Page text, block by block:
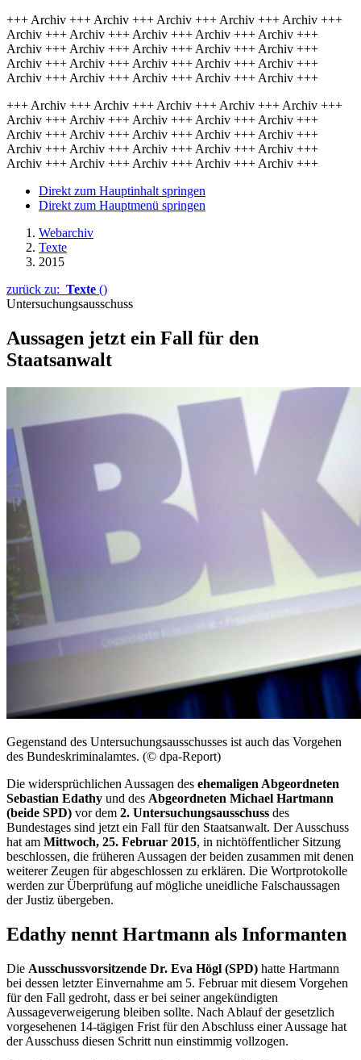
+++ Archiv +++ Archiv +++ Archiv +++ Archiv +++ Archiv +++
Archiv +++ Archiv +++ Archiv +++ Archiv +++ Archiv +++
Archiv +++ Archiv +++ Archiv +++ Archiv +++ Archiv +++
Archiv +++ Archiv +++ Archiv +++ Archiv +++ Archiv +++
Archiv +++ Archiv +++ Archiv +++ Archiv +++ Archiv +++
+++ Archiv +++ Archiv +++ Archiv +++ Archiv +++ Archiv +++
Archiv +++ Archiv +++ Archiv +++ Archiv +++ Archiv +++
Archiv +++ Archiv +++ Archiv +++ Archiv +++ Archiv +++
Archiv +++ Archiv +++ Archiv +++ Archiv +++ Archiv +++
Archiv +++ Archiv +++ Archiv +++ Archiv +++ Archiv +++
Direkt zum Hauptinhalt springen
Direkt zum Hauptmenü springen
Webarchiv
Texte
2015
zurück zu: Texte ()
Untersuchungsausschuss
Aussagen jetzt ein Fall für den
Staatsanwalt
Gegenstand des Untersuchungsausschusses ist auch das Vorgehen
des Bundeskriminalamtes. (© dpa-Report)
Die widersprüchlichen Aussagen des ehemaligen Abgeordneten
Sebastian Edathy und des Abgeordneten Michael Hartmann
(beide SPD) vor dem 2. Untersuchungsausschuss des
Bundestages sind jetzt ein Fall für den Staatsanwalt. Der Ausschuss
hat am Mittwoch, 25. Februar 2015, in nichtöffentlicher Sitzung
beschlossen, die früheren Aussagen der beiden zusammen mit denen
weiterer Zeugen für abgeschlossen zu erklären. Die Wortprotokolle
werden zur Überprüfung auf mögliche uneidliche Falschaussagen
der Justiz übergeben.
Edathy nennt Hartmann als Informanten
Die Ausschussvorsitzende Dr. Eva Högl (SPD) hatte Hartmann
bei dessen letzter Einvernahme am 5. Februar mit diesem Vorgehen
für den Fall gedroht, dass er bei seiner angekündigten
Aussageverweigerung bleiben sollte. Nach Ablauf der gesetzlich
vorgesehenen 14-tägigen Frist für den Abschluss einer Aussage hat
der Ausschuss diesen Schritt nun einstimmig vollzogen.